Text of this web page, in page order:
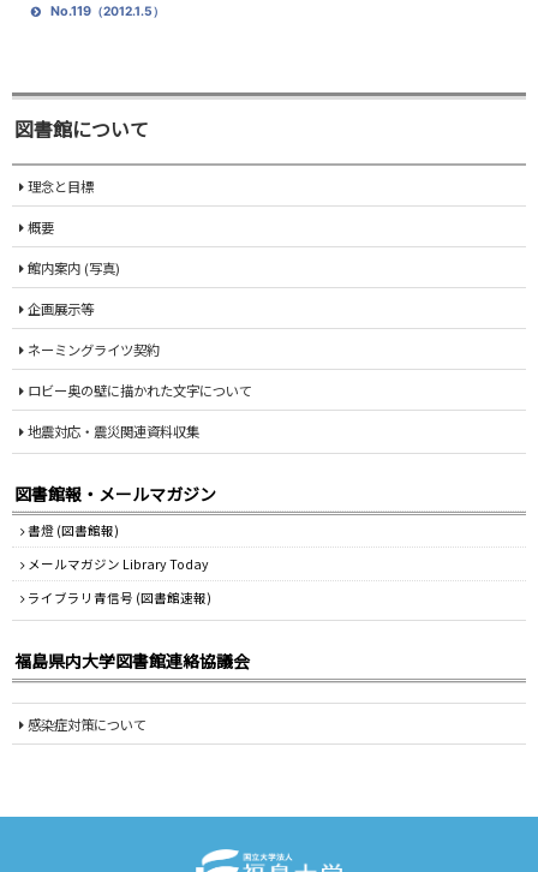
No.119（2012.1.5）
図書館について
理念と目標
概要
館内案内 (写真)
企画展示等
ネーミングライツ契約
ロビー奥の壁に描かれた文字について
地震対応・震災関連資料収集
図書館報・メールマガジン
書燈 (図書館報)
メールマガジン Library Today
ライブラリ青信号 (図書館速報)
福島県内大学図書館連絡協議会
感染症対策について